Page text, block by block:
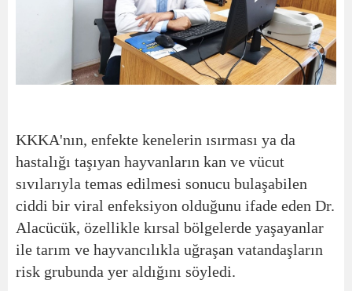
KKKA'nın, enfekte kenelerin ısırması ya da
hastalığı taşıyan hayvanların kan ve vücut
sıvılarıyla temas edilmesi sonucu bulaşabilen
ciddi bir viral enfeksiyon olduğunu ifade eden Dr.
Alacücük, özellikle kırsal bölgelerde yaşayanlar
ile tarım ve hayvancılıkla uğraşan vatandaşların
risk grubunda yer aldığını söyledi.